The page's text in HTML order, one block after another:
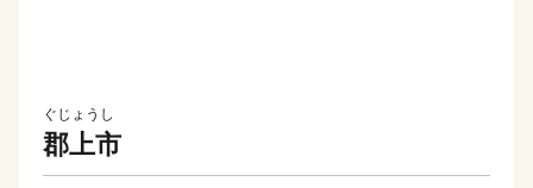
ぐじょうし
郡上市